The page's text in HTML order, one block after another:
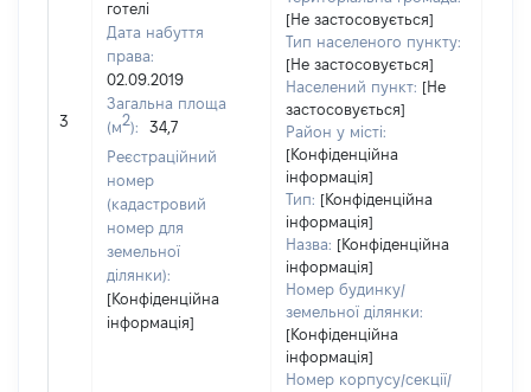
3
готелі
Дата набуття
права:
02.09.2019
Загальна площа
(м2):
34,7
Реєстраційний
номер
(кадастровий
номер для
земельної
ділянки):
[Конфіденційна
інформація]
[Не застосовується]
Тип населеного пункту:
[Не застосовується]
Населений пункт: [Не
застосовується]
Район у місті:
[Конфіденційна
інформація]
Тип: [Конфіденційна
інформація]
Назва: [Конфіденційна
інформація]
Номер будинку/
земельної ділянки:
[Конфіденційна
інформація]
Номер корпусу/секції/